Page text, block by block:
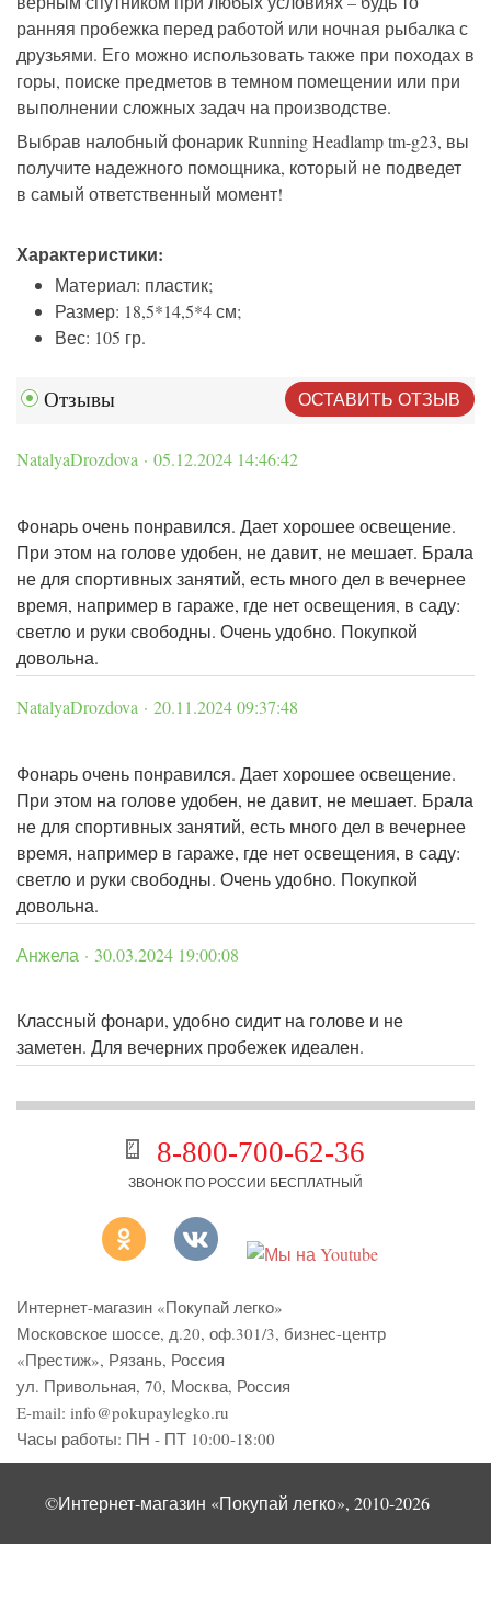
ранняя пробежка перед работой или ночная рыбалка с
друзьями. Его можно использовать также при походах в
горы, поиске предметов в темном помещении или при
выполнении сложных задач на производстве.
Выбрав налобный фонарик Running Headlamp tm-g23, вы
получите надежного помощника, который не подведет
в самый ответственный момент!
Характеристики:
Материал: пластик;
Размер: 18,5*14,5*4 см;
Вес: 105 гр.
Отзывы ОСТАВИТЬ ОТЗЫВ
NatalyaDrozdova · 05.12.2024 14:46:42
Фонарь очень понравился. Дает хорошее освещение.
При этом на голове удобен, не давит, не мешает. Брала
не для спортивных занятий, есть много дел в вечернее
время, например в гараже, где нет освещения, в саду:
светло и руки свободны. Очень удобно. Покупкой
довольна.
NatalyaDrozdova · 20.11.2024 09:37:48
Фонарь очень понравился. Дает хорошее освещение.
При этом на голове удобен, не давит, не мешает. Брала
не для спортивных занятий, есть много дел в вечернее
время, например в гараже, где нет освещения, в саду:
светло и руки свободны. Очень удобно. Покупкой
довольна.
Анжела · 30.03.2024 19:00:08
Классный фонари, удобно сидит на голове и не
заметен. Для вечерних пробежек идеален.
8-800-700-62-36
ЗВОНОК ПО РОССИИ БЕСПЛАТНЫЙ
Интернет-магазин «Покупай легко»
Московское шоссе, д.20, оф.301/3, бизнес-центр
«Престиж», Рязань, Россия
ул. Привольная, 70, Москва, Россия
E-mail: info@pokupaylegko.ru
Часы работы: ПН - ПТ 10:00-18:00
©Интернет-магазин «Покупай легко», 2010-2026